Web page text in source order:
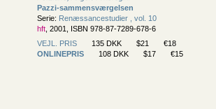
Pazzi-sammensværgelsen
Serie: Renæssancestudier , vol. 10
hft , 2001, ISBN 978-87-7289-678-6
VEJL. PRIS
135 DKK $21
€18
ONLINEPRIS
108 DKK $17 €15